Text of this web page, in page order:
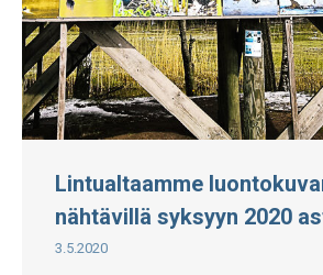
Lintualtaamme
nähtävillä syksyyn 2020
3.5.2020